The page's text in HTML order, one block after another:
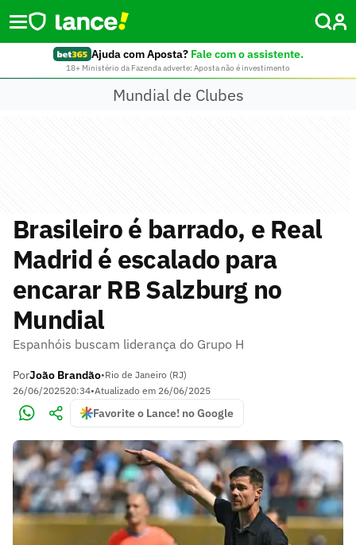
Ajuda com Aposta? Fale com o assistente.
18+ Ministério da Fazenda adverte: Aposta não é investimento
Mundial de Clubes
Brasileiro é barrado, e Real
Madrid é escalado para
encarar RB Salzburg no
Mundial
Espanhóis buscam liderança do Grupo H
PorJoão Brandão•Rio de Janeiro (RJ)
26/06/202520:34•Atualizado em 26/06/2025
Favorite o Lance! no Google